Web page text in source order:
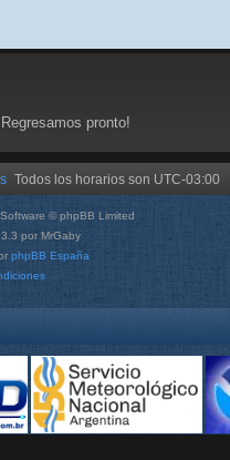
pronto!
Todos los horarios son UTC-03:00
© phpBB Limited
por MrGaby
phpBB España